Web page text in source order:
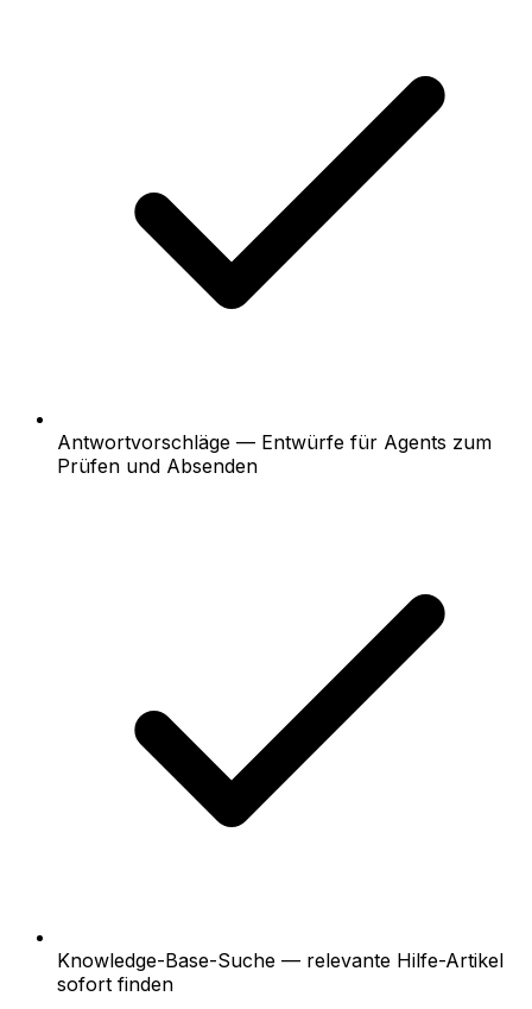
Antwortvorschläge — Entwürfe für Agents zum
Prüfen und Absenden
Knowledge-Base-Suche — relevante Hilfe-Artikel
sofort finden